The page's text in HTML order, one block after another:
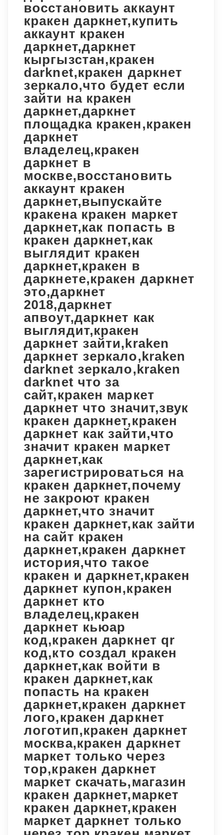
восстановить аккаунт
кракен даркнет,купить
аккаунт кракен
даркнет,даркнет
кыргызстан,кракен
darknet,кракен даркнет
зеркало,что будет если
зайти на кракен
даркнет,даркнет
площадка кракен,кракен
даркнет
владелец,кракен
даркнет в
москве,восстановить
аккаунт кракен
даркнет,выпускайте
кракена кракен маркет
даркнет,как попасть в
кракен даркнет,как
выглядит кракен
даркнет,кракен в
даркнете,кракен даркнет
это,даркнет
2018,даркнет
апвоут,даркнет как
выглядит,кракен
даркнет зайти,kraken
даркнет зеркало,kraken
darknet зеркало,kraken
darknet что за
сайт,кракен маркет
даркнет что значит,звук
кракен даркнет,кракен
даркнет как зайти,что
значит кракен маркет
даркнет,как
зарегистрироваться на
кракен даркнет,почему
не закроют кракен
даркнет,что значит
кракен даркнет,как зайти
на сайт кракен
даркнет,кракен даркнет
история,что такое
кракен и даркнет,кракен
даркнет купон,кракен
даркнет кто
владелец,кракен
даркнет кьюар
код,кракен даркнет qr
код,кто создал кракен
даркнет,как войти в
кракен даркнет,как
попасть на кракен
даркнет,кракен даркнет
лого,кракен даркнет
логотип,кракен даркнет
москва,кракен даркнет
маркет только через
тор,кракен даркнет
маркет скачать,магазин
кракен даркнет,маркет
кракен даркнет,кракен
маркет даркнет только